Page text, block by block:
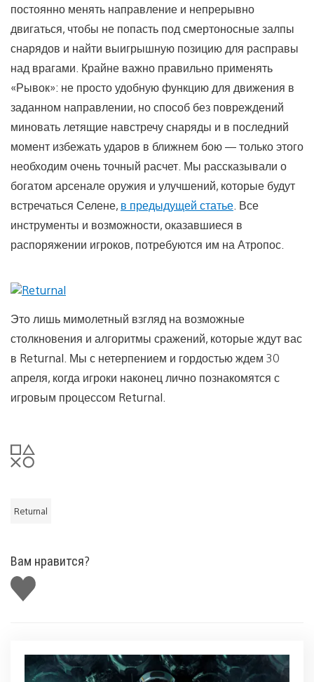
постоянно менять направление и непрерывно
двигаться, чтобы не попасть под смертоносные залпы
снарядов и найти выигрышную позицию для расправы
над врагами. Крайне важно правильно применять
«Рывок»: не просто удобную функцию для движения в
заданном направлении, но способ без повреждений
миновать летящие навстречу снаряды и в последний
момент избежать ударов в ближнем бою — только этого
необходим очень точный расчет. Мы рассказывали о
богатом арсенале оружия и улучшений, которые будут
встречаться Селене, в предыдущей статье . Все
инструменты и возможности, оказавшиеся в
распоряжении игроков, потребуются им на Атропос.
Это лишь мимолетный взгляд на возможные
столкновения и алгоритмы сражений, которые ждут вас
в Returnal. Мы с нетерпением и гордостью ждем 30
апреля, когда игроки наконец лично познакомятся с
игровым процессом Returnal.
Returnal
Вам нравится?
Поставить
лайк